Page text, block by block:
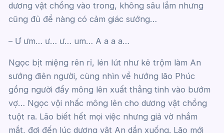
dương vật chồng vào trong, không sâu lắm nhưng
cũng đủ để nàng có cảm giác sướng…
– Ư ưm… ư… ư… um… A a a a…
Ngọc bịt miệng rên rỉ, lén lút như kẻ trộm làm An
sướng điên người, cùng nhìn về hướng lão Phúc
gồng người đẩy mông lên xuất thẳng tinh vào bướm
vợ… Ngọc vội nhấc mông lên cho dương vật chồng
tuột ra. Lão biết hết mọi việc nhưng giả vờ nhắm
mắt, đợi đến lúc dương vật An dần xuống. Lão mới